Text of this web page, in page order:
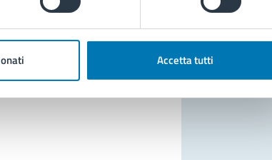
Accetta tutti